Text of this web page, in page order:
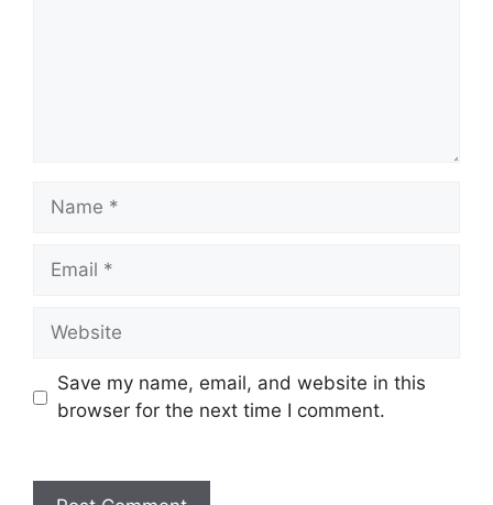
Name
Email
Website
Save my name, email, and website in this
browser for the next time I comment.